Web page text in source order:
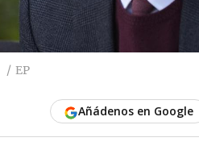
EP
Añádenos en Google